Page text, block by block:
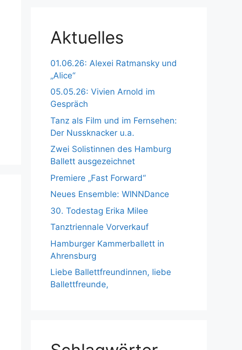
Aktuelles
01.06.26: Alexei Ratmansky und
„Alice“
05.05.26: Vivien Arnold im
Gespräch
Tanz als Film und im Fernsehen:
Der Nussknacker u.a.
Zwei Solistinnen des Hamburg
Ballett ausgezeichnet
Premiere „Fast Forward“
Neues Ensemble: WINNDance
30. Todestag Erika Milee
Tanztriennale Vorverkauf
Hamburger Kammerballett in
Ahrensburg
Liebe Ballettfreundinnen, liebe
Ballettfreunde,